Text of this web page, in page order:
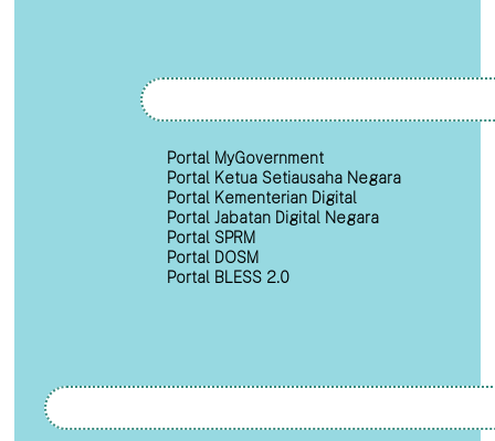
Portal MyGovernment
Portal Ketua Setiausaha Negara
Portal Kementerian Digital
Portal Jabatan Digital Negara
Portal SPRM
Portal DOSM
Portal BLESS 2.0